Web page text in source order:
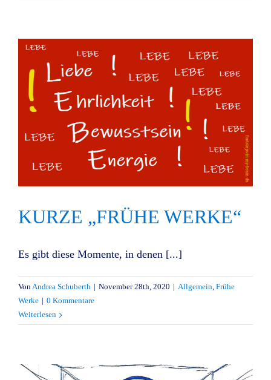
KURZE „FRÜHE WERKE“
Es gibt diese Momente, in denen [...]
VonAndrea Schuberth | November 28th, 2020 | Allgemein, Frühe
Werke | 0 Kommentare
Weiterlesen